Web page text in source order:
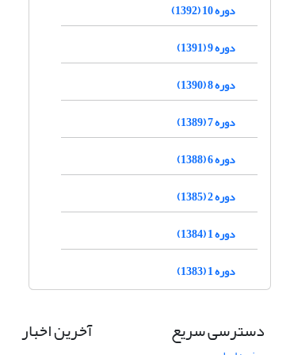
دوره 10 (1392)
دوره 9 (1391)
دوره 8 (1390)
دوره 7 (1389)
دوره 6 (1388)
دوره 2 (1385)
دوره 1 (1384)
دوره 1 (1383)
دسترسی سریع آخرین اخبار